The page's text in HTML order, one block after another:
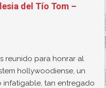
del Tío Tom –
reunido para honrar al
hollywoodiense, un
tan entregado